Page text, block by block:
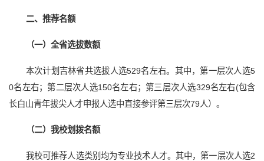
二、推荐名额
（一）全省选拔数额
本次计划吉林省共选拔人选529名左右。其中，第一层次人选5
0名左右；第二层次人选150名左右；第三层次人选329名左右(包含
长白山青年拔尖人才申报人选中直接参评第三层次79人）。
（二）我校划拨名额
我校可推荐人选类别均为专业技术人才。其中，第一层次人选2